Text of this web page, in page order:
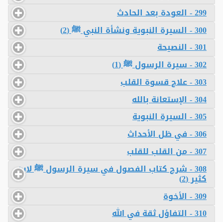
299 - العودة بعد الحادث
300 - السيرة النبوية ونشأة النبي ﷺ (2)
301 - النصيحة
302 - سيرة الرسول ﷺ (1)
303 - علاج قسوة القلب
304 - الإستعانة بالله
305 - السيرة النبوية
306 - في ظل الأحداث
307 - من القلب للقلب
308 - شرح كتاب الفصول في سيرة الرسول ﷺ لابن
كثير (2)
309 - الأخوة
310 - التفاؤل ثقة في الله